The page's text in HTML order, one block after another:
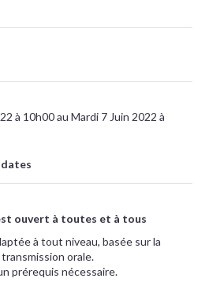
à 10h00 au Mardi 7 Juin 2022 à
ouvert à toutes et à tous
à tout niveau, basée sur la
transmission orale.
prérequis nécessaire.